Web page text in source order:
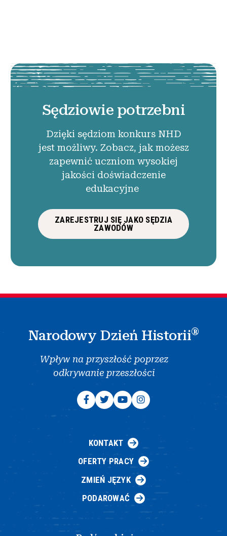
Sędziowie potrzebni
Dzięki sędziom konkurs NHD
jest możliwy. Zobacz, jak możesz
zapewnić uczniom wysokiej
jakości doświadczenie
edukacyjne
ZAREJESTRUJ SIĘ JAKO SĘDZIA
ZAWODÓW
Narodowy Dzień Historii®
Wpływ na przyszłość poprzez
odkrywanie przeszłości
KONTAKT
OFERTY PRACY
ZMIEŃ JĘZYK
PODAROWAĆ